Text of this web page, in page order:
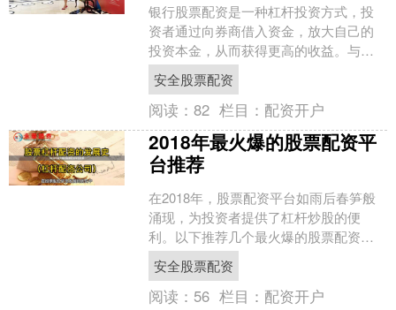
银行股票配资是一种杠杆投资方式，投
资者通过向券商借入资金，放大自己的
投资本金，从而获得更高的收益。与其
他配资方式相比，银行股票配资门槛较
低，一般只需提供一定比例....
安全股票配资
阅读：82 栏目： 配资开户
2018年最火爆的股票配资平
台推荐
在2018年，股票配资平台如雨后春笋般
涌现，为投资者提供了杠杆炒股的便
利。以下推荐几个最火爆的股票配资平
台： **1. 恒信配资** 恒信配资是国内领
先的股票配....
安全股票配资
阅读： 56 栏目： 配资开户